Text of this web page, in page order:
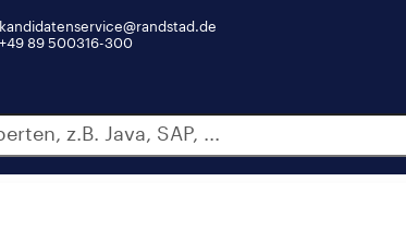
kandidatenservice@randstad.de
+49 89 500316-300